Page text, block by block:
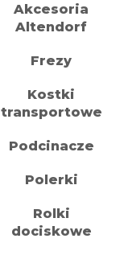
Akcesoria
Altendorf
Frezy
Kostki
transportowe
Podcinacze
Polerki
Rolki
dociskowe